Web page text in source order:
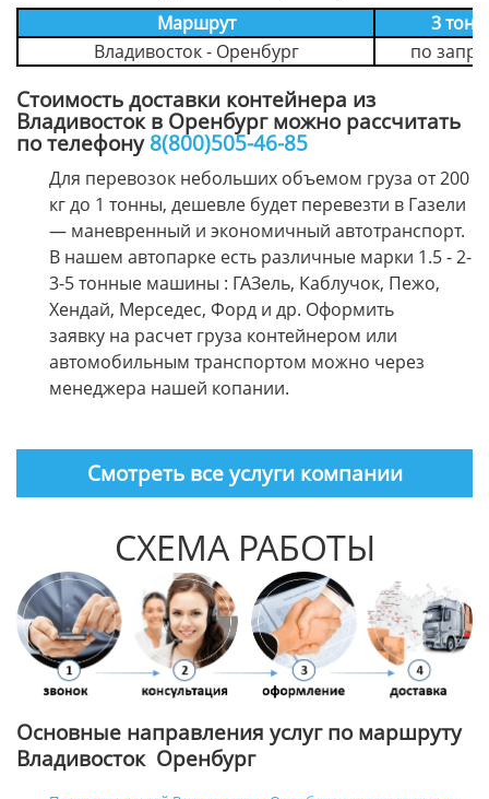
Маршрут
3 тонн
Владивосток - Оренбург
по
Стоимость доставки контейнера из
Владивосток в Оренбург можно рассчитать
по телефону 8(800)505-46-85
Для перевозок небольших объемом груза от 200
кг до 1 тонны, дешевле будет перевезти в Газели
— маневренный и экономичный автотранспорт.
В нашем автопарке есть различные марки 1.5 - 2-
3-5 тонные машины : ГАЗель, Каблучок, Пежо,
Хендай, Мерседес, Форд и др. Оформить
заявку на расчет груза контейнером или
автомобильным транспортом можно через
менеджера нашей копании.
Смотреть все услуги компании
СХЕМА РАБОТЫ
Основные направления услуг по маршруту
Владивосток Оренбург